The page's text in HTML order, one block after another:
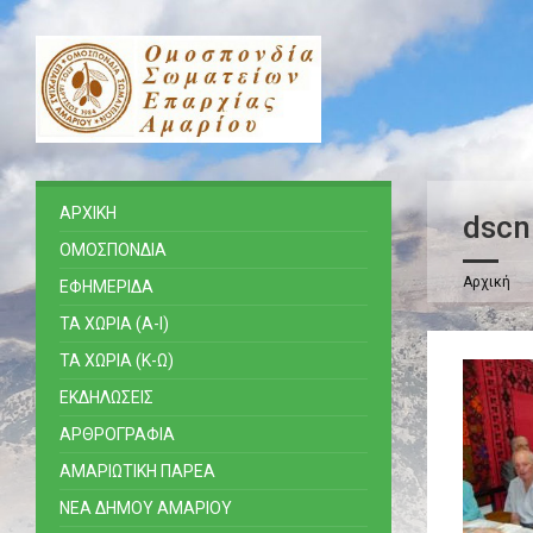
Αρχική
ΑΡΧΙΚΗ
ΟΜΟΣΠΟΝΔΙΑ
ΕΦΗΜΕΡΙΔΑ
ΤΑ ΧΩΡΙΑ (Α-Ι)
ΤΑ ΧΩΡΙΑ (Κ-Ω)
ΕΚΔΗΛΩΣΕΙΣ
ΑΡΘΡΟΓΡΑΦΙΑ
ΑΜΑΡΙΩΤΙΚΗ ΠΑΡΕΑ
ΝΕΑ ΔΗΜΟΥ ΑΜΑΡΙΟΥ